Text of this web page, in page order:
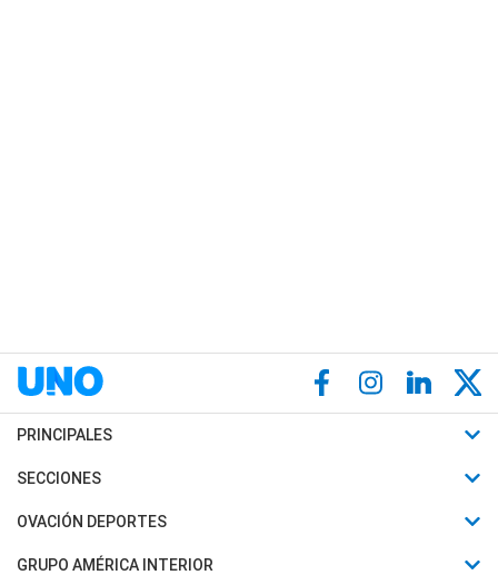
PRINCIPALES
Últimas Noticias
Política
SECCIONES
Horóscopo
Motores
OVACIÓN DEPORTES
Fútbol
GRUPO AMÉRICA INTERIOR